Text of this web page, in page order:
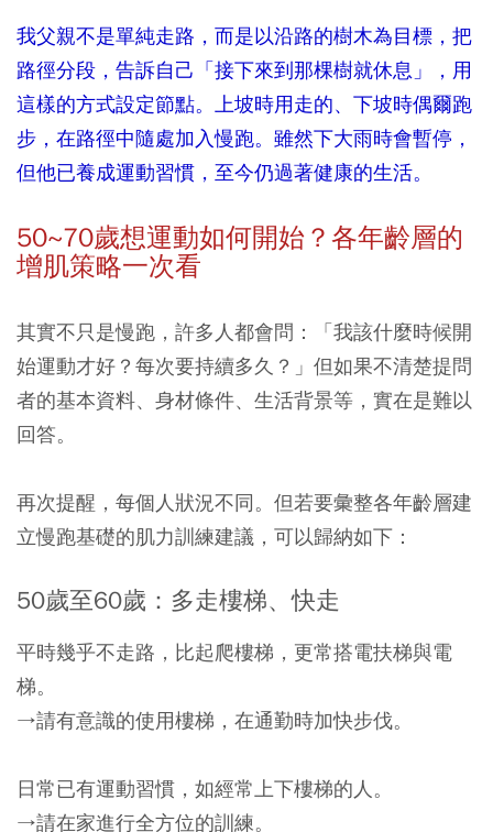
我父親不是單純走路，而是以沿路的樹木為目標，把
路徑分段，告訴自己「接下來到那棵樹就休息」，用
這樣的方式設定節點。上坡時用走的、下坡時偶爾跑
步，在路徑中隨處加入慢跑。雖然下大雨時會暫停，
但他已養成運動習慣，至今仍過著健康的生活。
50~70歲想運動如何開始？各年齡層的
增肌策略一次看
其實不只是慢跑，許多人都會問：「我該什麼時候開
始運動才好？每次要持續多久？」但如果不清楚提問
者的基本資料、身材條件、生活背景等，實在是難以
回答。
再次提醒，每個人狀況不同。但若要彙整各年齡層建
立慢跑基礎的肌力訓練建議，可以歸納如下：
50歲至60歲：多走樓梯、快走
平時幾乎不走路，比起爬樓梯，更常搭電扶梯與電
梯。
→請有意識的使用樓梯，在通勤時加快步伐。
日常已有運動習慣，如經常上下樓梯的人。
→請在家進行全方位的訓練。